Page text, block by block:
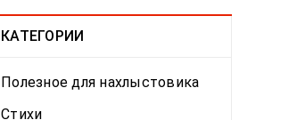
КАТЕГОРИИ
Полезное для нахлыстовика
Стихи